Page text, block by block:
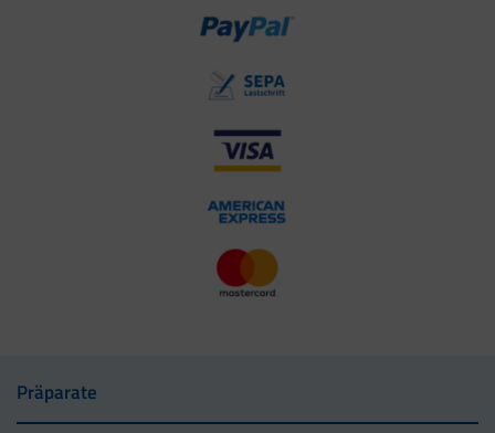
Präparate